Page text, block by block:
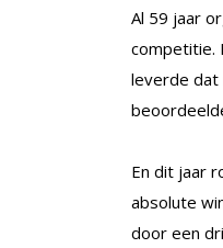
Al 59 jaar
competitie.
leverde dat
En dit jaar
absolute
door een